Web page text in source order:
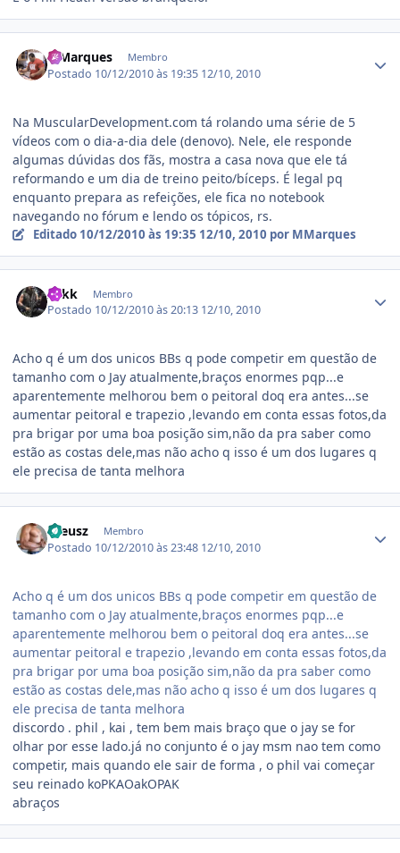
MMarques Membro
Postado 10/12/2010 às 19:35 12/10, 2010
Na MuscularDevelopment.com tá rolando uma série de 5
vídeos com o dia-a-dia dele (denovo). Nele, ele responde
algumas dúvidas dos fãs, mostra a casa nova que ele tá
reformando e um dia de treino peito/bíceps. É legal pq
enquanto prepara as refeições, ele fica no notebook
navegando no fórum e lendo os tópicos, rs.
Editado 10/12/2010 às 19:35 12/10, 2010 por MMarques
Zakk Membro
Postado 10/12/2010 às 20:13 12/10, 2010
Acho q é um dos unicos BBs q pode competir em questão de
tamanho com o Jay atualmente,braços enormes pqp...e
aparentemente melhorou bem o peitoral doq era antes...se
aumentar peitoral e trapezio ,levando em conta essas fotos,da
pra brigar por uma boa posição sim,não da pra saber como
estão as costas dele,mas não acho q isso é um dos lugares q
ele precisa de tanta melhora
theusz Membro
Postado 10/12/2010 às 23:48 12/10, 2010
Acho q é um dos unicos BBs q pode competir em questão de
tamanho com o Jay atualmente,braços enormes pqp...e
aparentemente melhorou bem o peitoral doq era antes...se
aumentar peitoral e trapezio ,levando em conta essas fotos,da
pra brigar por uma boa posição sim,não da pra saber como
estão as costas dele,mas não acho q isso é um dos lugares q
ele precisa de tanta melhora
discordo . phil , kai , tem bem mais braço que o jay se for
olhar por esse lado.já no conjunto é o jay msm nao tem como
competir, mais quando ele sair de forma , o phil vai começar
seu reinado koPKAOakOPAK
abraços